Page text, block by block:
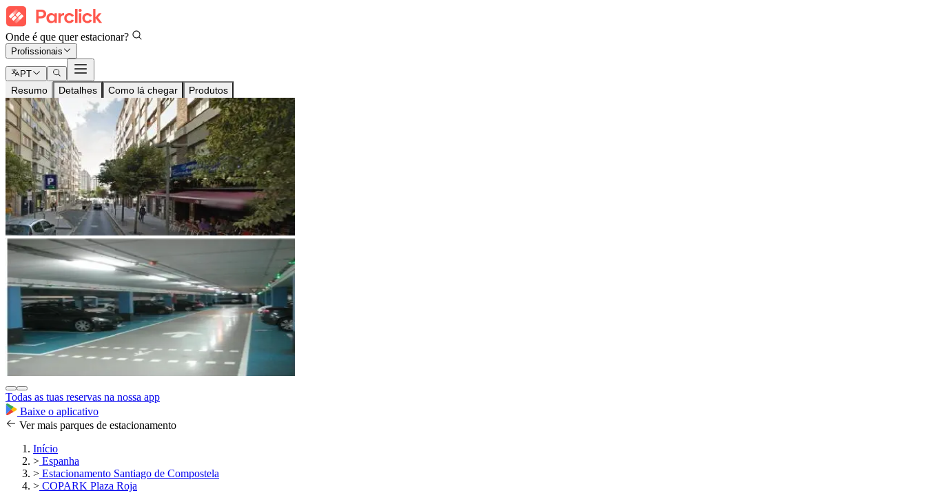
Onde é que quer estacionar?
Profissionais
PT
Resumo Detalhes Como lá chegar Produtos
Todas as tuas reservas na nossa app
Baixe o aplicativo
Ver mais parques de estacionamento
Início
> Espanha
> Estacionamento Santiago de Compostela
> COPARK Plaza Roja